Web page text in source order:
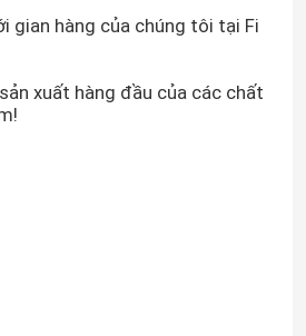
gian hàng của chúng tôi tại Fi
xuất hàng đầu của các chất